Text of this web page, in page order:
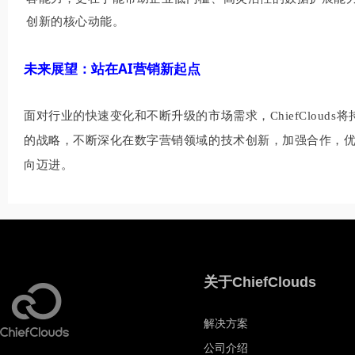
创新的核心动能。
未来展望：站在AI营销新起点
面对行业的快速变化和不断升级的市场需求，ChiefClouds
的战略，不断深化在数字营销领域的技术创新，加强合作，
向迈进。
关于ChiefClouds
解决方案
公司介绍